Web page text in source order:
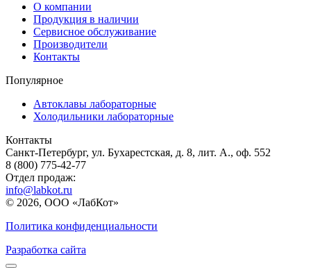
О компании
Продукция в наличии
Сервисное обслуживание
Производители
Контакты
Популярное
Автоклавы лабораторные
Холодильники лабораторные
Контакты
Санкт-Петербург, ул. Бухарестская, д. 8, лит. А., оф. 552
8 (800) 775-42-77
Отдел продаж:
info@labkot.ru
© 2026, ООО «ЛабКот»
Политика конфиденциальности
Разработка сайта